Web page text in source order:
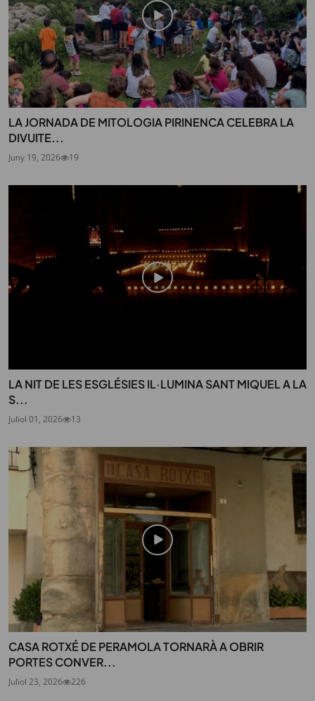
LA JORNADA DE MITOLOGIA PIRINENCA CELEBRA LA
DIVUITE...
Juny 19, 2026 19
LA NIT DE LES ESGLÉSIES IL·LUMINA SANT MIQUEL A LA
S...
Juliol 01, 2026 13
CASA ROTXÉ DE PERAMOLA TORNARÀ A OBRIR
PORTES CONVER...
Juliol 23, 2026 226